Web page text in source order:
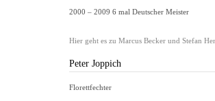
2000 – 2009 6 mal Deutscher Meister
Hier geht es zu Marcus Becker und Stefan
Peter Joppich
Florettfechter